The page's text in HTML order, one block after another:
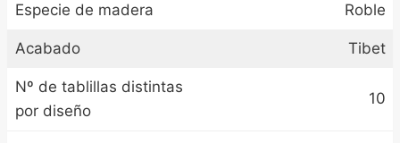
Especie de madera Roble
Acabado Tibet
Nº de tablillas distintas
por diseño
10